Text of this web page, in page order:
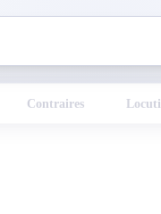
Contraires